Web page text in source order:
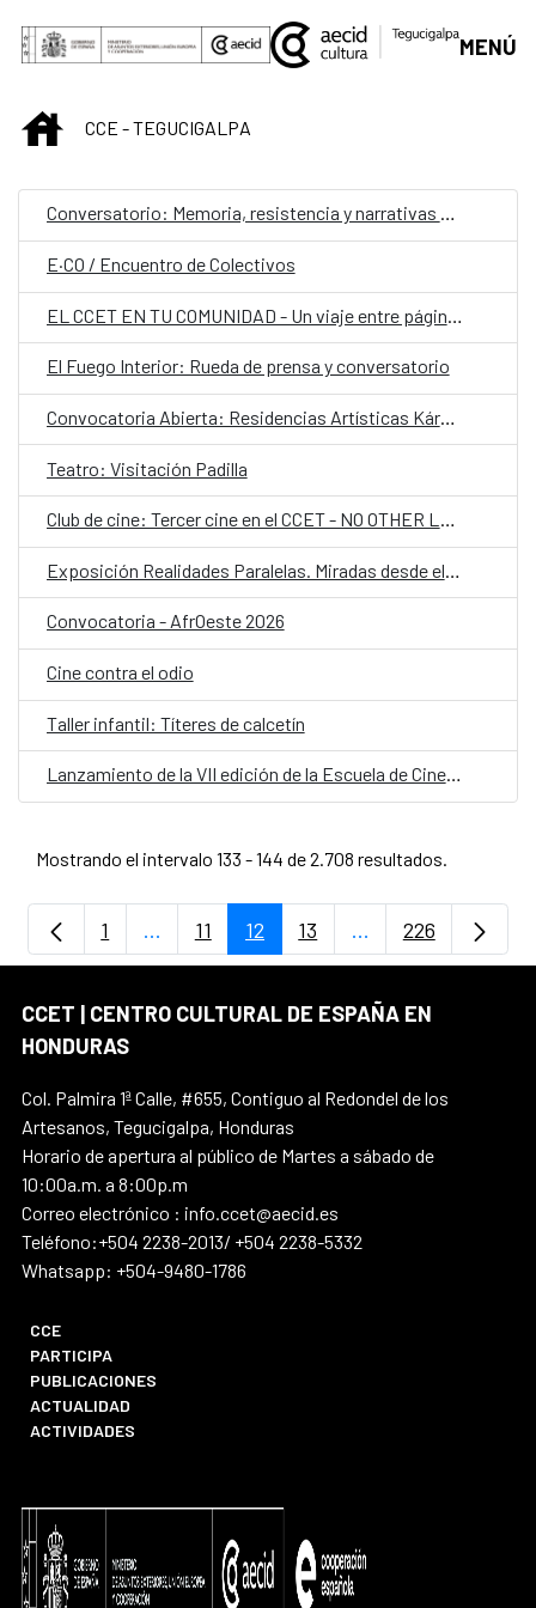
Saltar al contenido principal
MENÚ
INICIOCCE - TEGUCIGALPA
Conversatorio: Memoria, resistencia y narrativas contra el odio
E·CO / Encuentro de Colectivos
El Fuego Interior: Rueda de prensa y conversatorio
Convocatoria Abierta: Residencias Artísticas Kárstica 2026 (España)
Teatro: Visitación Padilla
Club de cine: Tercer cine en el CCET - NO OTHER LAND
Exposición Realidades Paralelas. Miradas desde el ocultamiento
Convocatoria - AfrOeste 2026
Cine contra el odio
Taller infantil: Títeres de calcetín
Lanzamiento de la VII edición de la Escuela de Cine Una Mirada Propia (UMP) 2026
Mostrando el intervalo 133 - 144 de 2.708 resultados.
Página
1 ...Páginas intermedias Use TAB para
Página
11 Página
12 Página
13 ...PáginasPágina
226
CCET | CENTRO CULTURAL DE ESPAÑA EN
HONDURAS
Col. Palmira 1ª Calle, #655, Contiguo al Redondel de los
Artesanos, Tegucigalpa, Honduras
Horario de apertura al público de Martes a sábado de
10:00a.m. a 8:00p.m
Correo electrónico : info.ccet@aecid.es
Teléfono:+504 2238-2013/ +504 2238-5332
Whatsapp: +504-9480-1786
CCE
PARTICIPA
PUBLICACIONES
ACTUALIDAD
ACTIVIDADES